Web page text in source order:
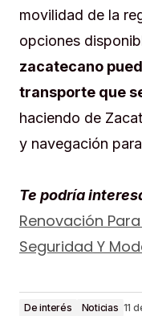
movilidad de la
opciones
zacatecano
transporte que
haciendo de
y navegación
Te podría
Renovación
Seguridad Y
De interés Noticias 11